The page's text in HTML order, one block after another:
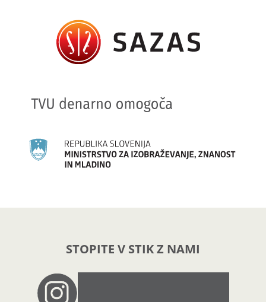
STOPITE V STIK Z NAMI